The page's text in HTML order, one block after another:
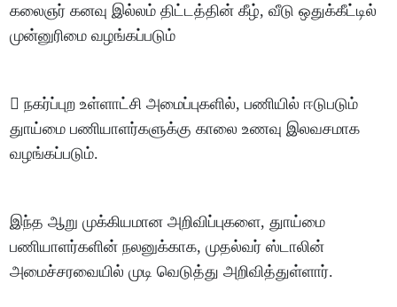
கலைஞர் கனவு இல்லம் திட்டத்தின் கீழ், வீடு ஒதுக்கீட்டில்
முன்னுரிமை வழங்கப்படும்
 நகர்ப்புற உள்ளாட்சி அமைப்புகளில், பணியில் ஈடுபடும்
துாய்மை பணியாளர்களுக்கு காலை உணவு இலவசமாக
வழங்கப்படும்.
இந்த ஆறு முக்கியமான அறிவிப்புகளை, துாய்மை
பணியாளர்களின் நலனுக்காக, முதல்வர் ஸ்டாலின்
அமைச்சரவையில் முடி வெடுத்து அறிவித்துள்ளார்.